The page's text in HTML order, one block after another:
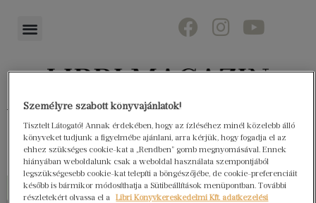
Könyvektől az olvasókig
Személyre szabott könyvajánlatok!
Tisztelt Látogató! Annak érdekében, hogy az ízléséhez minél közelebb álló
könyveket tudjunk a figyelmébe ajánlani, arra kérjük, hogy fogadja el az
ehhez szükséges cookie-kat a „Rendben” gomb megnyomásával. Ennek
hiányában weboldalunk csak a weboldal használata szempontjából
legszükségesebb cookie-kat telepíti a böngészőjébe, de cookie-preferenciáit
később is bármikor módosíthatja a Sütibeállítások menüpontban. További
részletekért olvassa el a
Libri Könyvkereskedelmi Kft. adatkezelési